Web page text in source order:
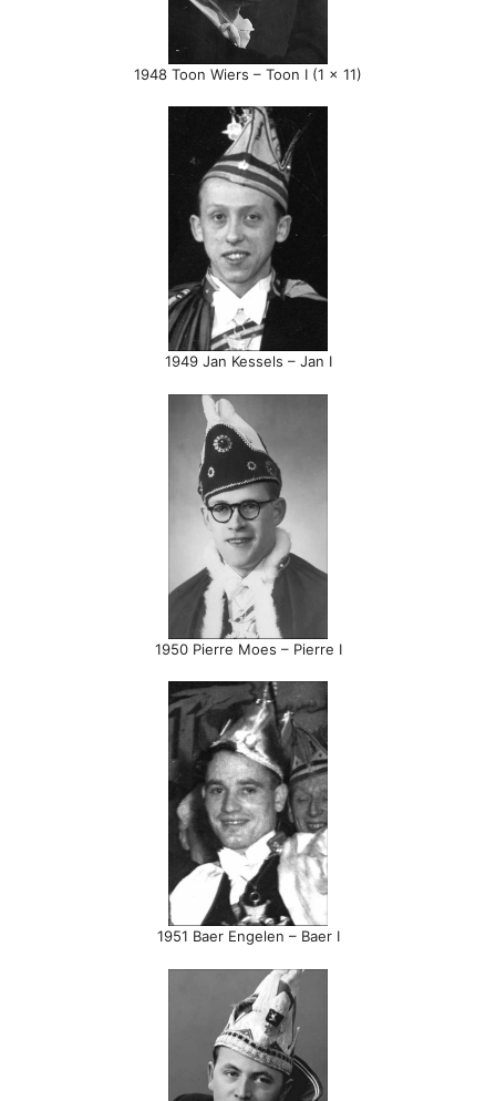
1948 Toon Wiers – Toon I (1 x 11)
1949 Jan Kessels – Jan I
1950 Pierre Moes – Pierre I
1951 Baer Engelen – Baer I